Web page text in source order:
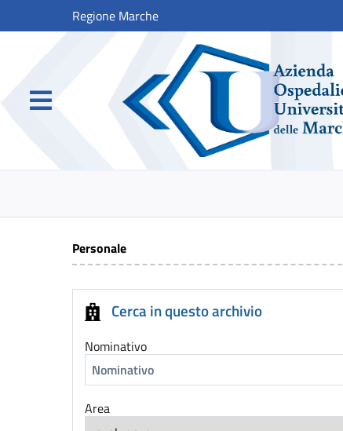
Regione Marche
Personale
Cerca in questo archivio
Nominativo
Area